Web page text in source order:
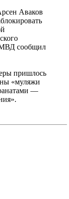
Аваков
МВД сообщил
пришлось
«муляжи
—